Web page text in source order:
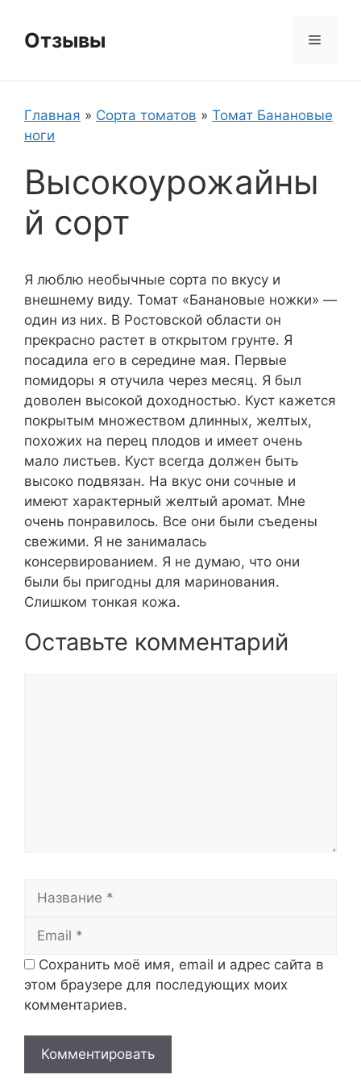
содержимому
Отзывы Меню
Главная » Сорта томатов » Томат Банановые
ноги
Высокоурожайны
й сорт
Я люблю необычные сорта по вкусу и
внешнему виду. Томат «Банановые ножки» —
один из них. В Ростовской области он
прекрасно растет в открытом грунте. Я
посадила его в середине мая. Первые
помидоры я отучила через месяц. Я был
доволен высокой доходностью. Куст кажется
покрытым множеством длинных, желтых,
похожих на перец плодов и имеет очень
мало листьев. Куст всегда должен быть
высоко подвязан. На вкус они сочные и
имеют характерный желтый аромат. Мне
очень понравилось. Все они были съедены
свежими. Я не занималась
консервированием. Я не думаю, что они
были бы пригодны для маринования.
Слишком тонкая кожа.
Оставьте комментарий
Сохранить моё имя, email и адрес сайта в
этом браузере для последующих моих
комментариев.